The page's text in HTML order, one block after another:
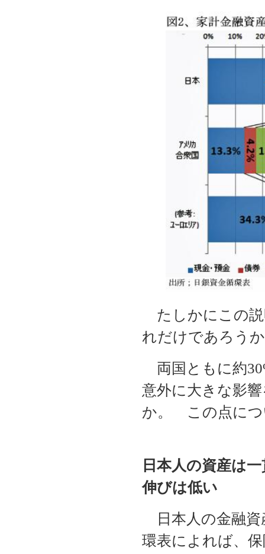
たしかにこの説
れだけであろう
両国ともに約
意外に大きな影
か。 この点につ
日本人の資産は
伸びは低い
日本人の金融資
環表によれば、